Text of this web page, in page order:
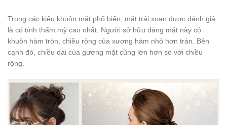
Trong các kiểu khuôn mặt phổ biến, mặt trái xoan được đánh giá
là có tính thẩm mỹ cao nhất. Người sở hữu dáng mặt này có
khuôn hàm tròn, chiều rộng của xương hàm nhỏ hơn trán. Bên
cạnh đó, chiều dài của gương mặt cũng lớn hơn so với chiều
rộng.